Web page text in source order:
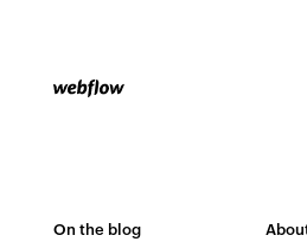
On the blog